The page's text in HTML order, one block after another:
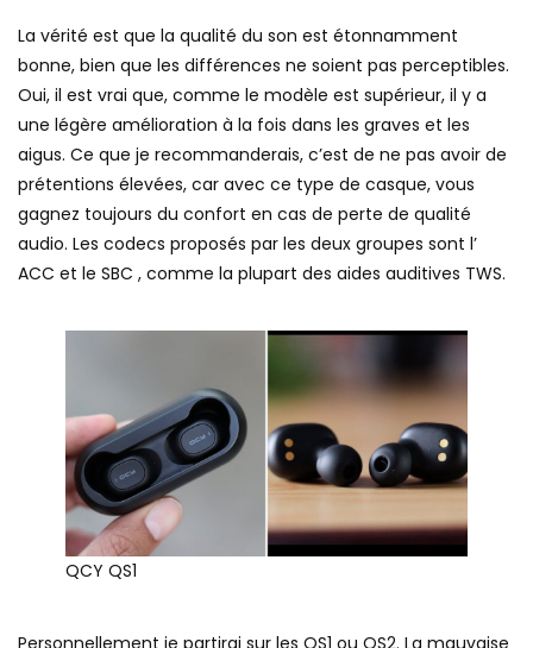
La vérité est que la qualité du son est étonnamment
bonne, bien que les différences ne soient pas perceptibles.
Oui, il est vrai que, comme le modèle est supérieur, il y a
une légère amélioration à la fois dans les graves et les
aigus. Ce que je recommanderais, c’est de ne pas avoir de
prétentions élevées, car avec ce type de casque, vous
gagnez toujours du confort en cas de perte de qualité
audio. Les codecs proposés par les deux groupes sont l’
ACC et le SBC , comme la plupart des aides auditives TWS.
QCY QS1